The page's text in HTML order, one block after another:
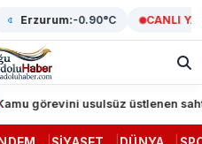
Erzurum:-0.90°C CANLI
görevini usulsüz üstlenen sahte